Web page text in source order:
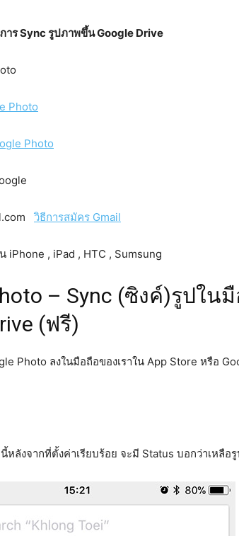
าร Sync รูปภาพขึ้น Google Drive
Photo
Photo
วิธีการสมัคร Gmail
iPhone , iPad , HTC , Sumsung
– Sync (ซิงค์)รูปใน
(ฟรี)
Photo ลงในมือถือของเราใน App Store หรือ
หลังจากที่ตั้งค่าเรียบร้อย จะมี Status บอกว่าเหลือ